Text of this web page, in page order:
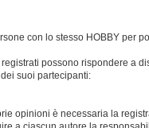
con lo stesso HOBBY per
possono rispondere a
suoi partecipanti:
opinioni è necessaria la